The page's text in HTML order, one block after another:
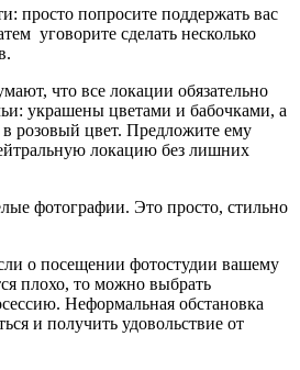
просто попросите поддержать вас
уговорите сделать несколько
что все локации обязательно
украшены цветами и бабочками, а
розовый цвет. Предложите ему
локацию без лишних
фотографии. Это просто, стильно
о посещении фотостудии вашему
плохо, то можно выбрать
Неформальная обстановка
и получить удовольствие от